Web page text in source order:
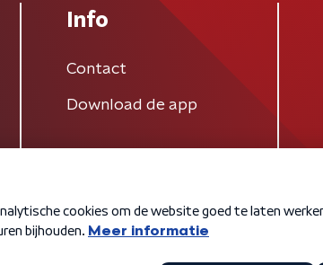
Info
Contact
Download de app